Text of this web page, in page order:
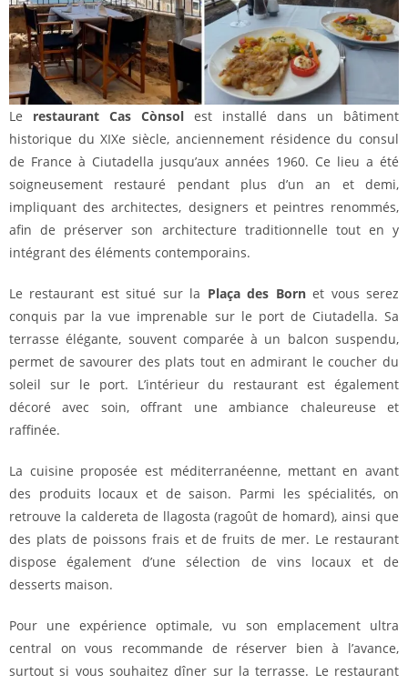
Le restaurant Cas Cònsol est installé dans un bâtiment
historique du XIXe siècle, anciennement résidence du consul
de France à Ciutadella jusqu’aux années 1960. Ce lieu a été
soigneusement restauré pendant plus d’un an et demi,
impliquant des architectes, designers et peintres renommés,
afin de préserver son architecture traditionnelle tout en y
intégrant des éléments contemporains.
Le restaurant est situé sur la Plaça des Bornet vous serez
conquis par la vue imprenable sur le port de Ciutadella. Sa
terrasse élégante, souvent comparée à un balcon suspendu,
permet de savourer des plats tout en admirant le coucher du
soleil sur le port. L’intérieur du restaurant est également
décoré avec soin, offrant une ambiance chaleureuse et
raffinée.
La cuisine proposée est méditerranéenne, mettant en avant
des produits locaux et de saison. Parmi les spécialités, on
retrouve la caldereta de llagosta (ragoût de homard), ainsi que
des plats de poissons frais et de fruits de mer. Le restaurant
dispose également d’une sélection de vins locaux et de
desserts maison.
Pour une expérience optimale, vu son emplacement ultra
central on vous recommande de réserver bien à l’avance,
surtout si vous souhaitez dîner sur la terrasse. Le restaurant